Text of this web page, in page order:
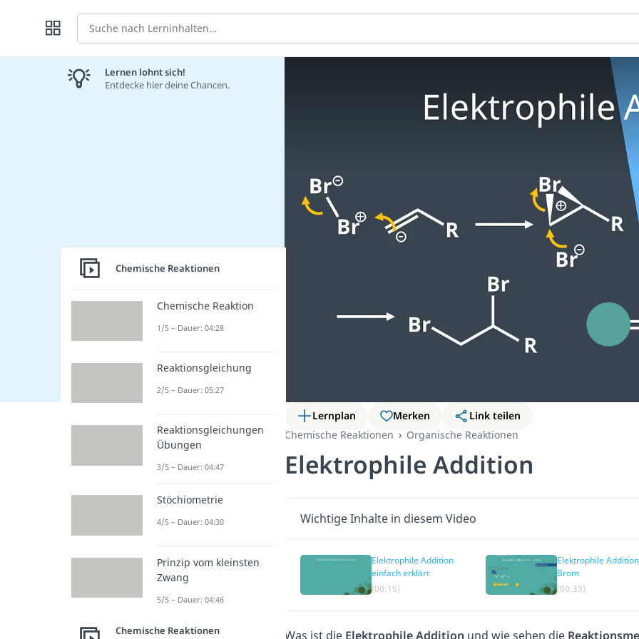
Suche
Lernplan Merken
Link teilen
Chemische Reaktionen
Organische Reaktionen
Elektrophile Addition
Wichtige Inhalte in diesem Video
Elektrophile Addition
einfach erklärt
(00:15)
Elektrophile Addition
Brom
(00:33)
Was ist die Elektrophile Addition und wie sehen die
Lernen lohnt sich!
Entdecke hier deine Chancen.
Chemische Reaktionen
Chemische Reaktion
1/5 – Dauer: 04:28
Reaktionsgleichung
2/5 – Dauer: 05:27
Reaktionsgleichungen
Übungen
3/5 – Dauer: 04:47
Stöchiometrie
4/5 – Dauer: 04:30
Prinzip vom kleinsten
Zwang
5/5 – Dauer: 04:46
Chemische Reaktionen